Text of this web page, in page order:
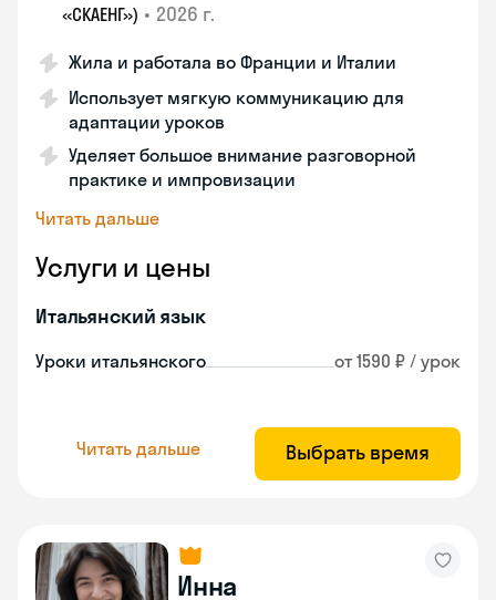
«СКАЕНГ») • 2026 г.
Жила и работала во Франции и Италии
Использует мягкую коммуникацию для
адаптации уроков
Уделяет большое внимание разговорной
практике и импровизации
Читать дальше
Услуги и цены
Итальянский язык
Уроки итальянского от 1590 ₽ / урок
Читать дальше Выбрать время
Инна